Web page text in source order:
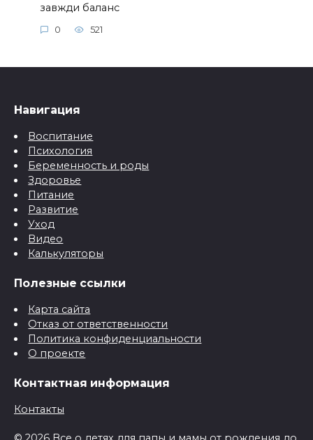
завжди баланс
0 521
Навигация
Воспитание
Психология
Беременность и роды
Здоровье
Питание
Развитие
Уход
Видео
Калькуляторы
Полезные ссылки
Карта сайта
Отказ от ответственности
Политика конфиденциальности
О проекте
Контактная информация
Контакты